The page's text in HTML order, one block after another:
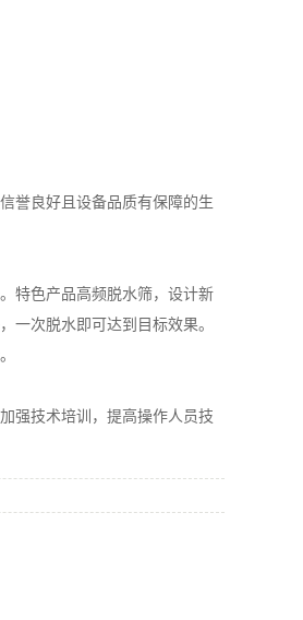
誉良好且设备品质有保障的生
特色产品高频脱水筛，设计新
一次脱水即可达到目标效果。
强技术培训，提高操作人员技